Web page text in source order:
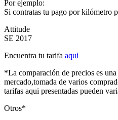
Por ejemplo:
Si contratas tu pago por kilómetro
Attitude
SE 2017
Encuentra tu tarifa aqui
*La comparación de precios es
mercado,tomada de varios
tarifas aqui presentadas pueden
Otros*